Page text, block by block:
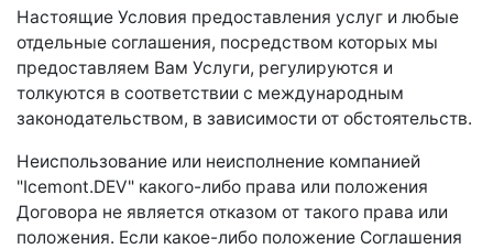
Настоящие Условия предоставления услуг и любые
отдельные соглашения, посредством которых мы
предоставляем Вам Услуги, регулируются и
толкуются в соответствии с международным
законодательством, в зависимости от обстоятельств.
Неиспользование или неисполнение компанией
"Icemont.DEV" какого-либо права или положения
Договора не является отказом от такого права или
положения. Если какое-либо положение Соглашения